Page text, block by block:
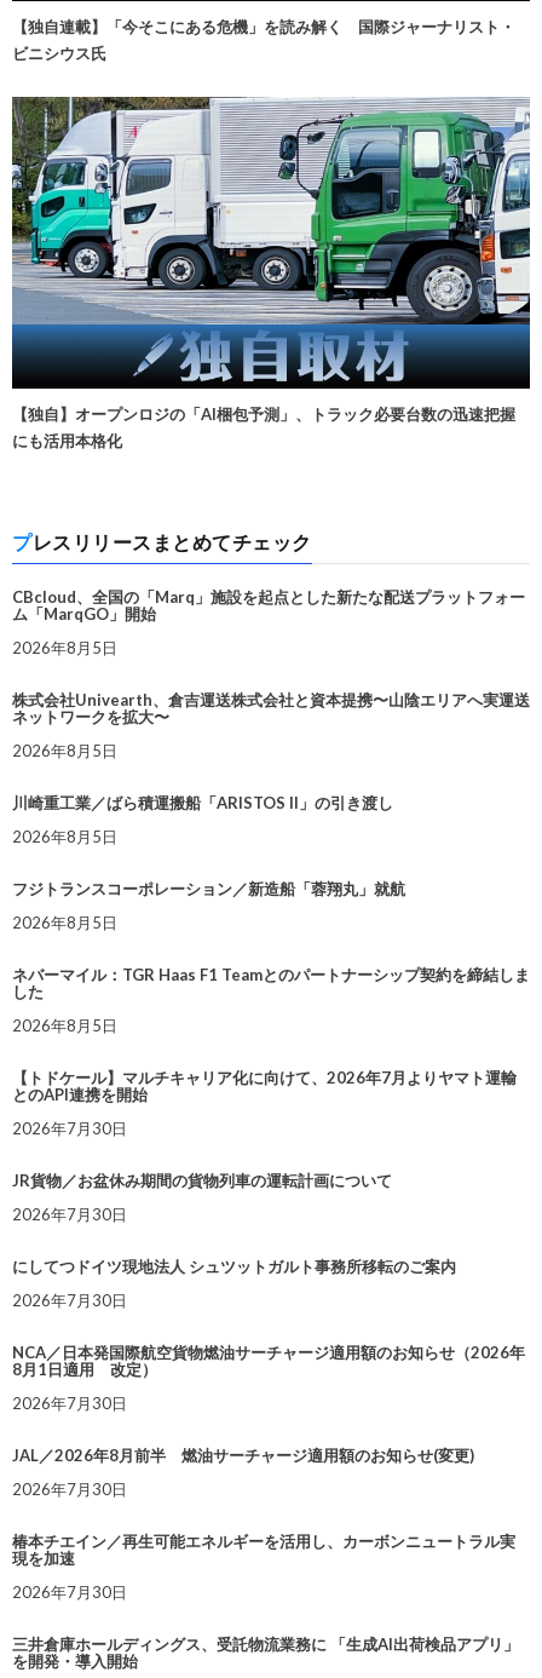
【独自連載】「今そこにある危機」を読み解く 国際ジャーナリスト・
ビニシウス氏
【独自】オープンロジの「AI梱包予測」、トラック必要台数の迅速把握
にも活用本格化
プレスリリースまとめてチェック
CBcloud、全国の「Marq」施設を起点とした新たな配送プラットフォー
ム「MarqGO」開始
2026年8月5日
株式会社Univearth、倉吉運送株式会社と資本提携〜山陰エリアへ実運送
ネットワークを拡大〜
2026年8月5日
川崎重工業／ばら積運搬船「ARISTOS II」の引き渡し
2026年8月5日
フジトランスコーポレーション／新造船「蓉翔丸」就航
2026年8月5日
ネバーマイル：TGR Haas F1 Teamとのパートナーシップ契約を締結しま
した
2026年8月5日
【トドケール】マルチキャリア化に向けて、2026年7月よりヤマト運輸
とのAPI連携を開始
2026年7月30日
JR貨物／お盆休み期間の貨物列車の運転計画について
2026年7月30日
にしてつドイツ現地法人 シュツットガルト事務所移転のご案内
2026年7月30日
NCA／日本発国際航空貨物燃油サーチャージ適用額のお知らせ（2026年
8月1日適用 改定）
2026年7月30日
JAL／2026年8月前半 燃油サーチャージ適用額のお知らせ(変更)
2026年7月30日
椿本チエイン／再生可能エネルギーを活用し、カーボンニュートラル実
現を加速
2026年7月30日
三井倉庫ホールディングス、受託物流業務に 「生成AI出荷検品アプリ」
を開発・導入開始